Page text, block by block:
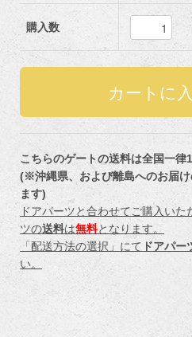
購入数
こちらのゲートの送料は全国一律
(※沖縄県、および離島へのお届
ます)
ドアパーツと合わせてご購入い
ツの送料は無料となります。
「配送方法の選択」にて ドアパー
い。